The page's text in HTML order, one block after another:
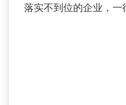
落实不到位的企业，一